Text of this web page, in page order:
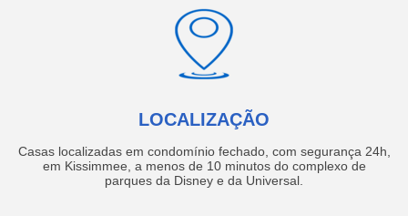
LOCALIZAÇÃO
Casas localizadas em condomínio fechado, com segurança 24h,
em Kissimmee, a menos de 10 minutos do complexo de
parques da Disney e da Universal.